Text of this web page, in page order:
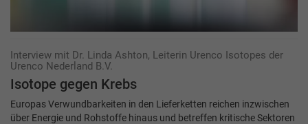
Interview mit Dr. Linda Ashton, Leiterin Urenco Isotopes der
Urenco Nederland B.V.
Isotope gegen Krebs
Europas Verwundbarkeiten in den Lieferketten reichen inzwischen
über Energie und Rohstoffe hinaus und betreffen kritische Sektoren